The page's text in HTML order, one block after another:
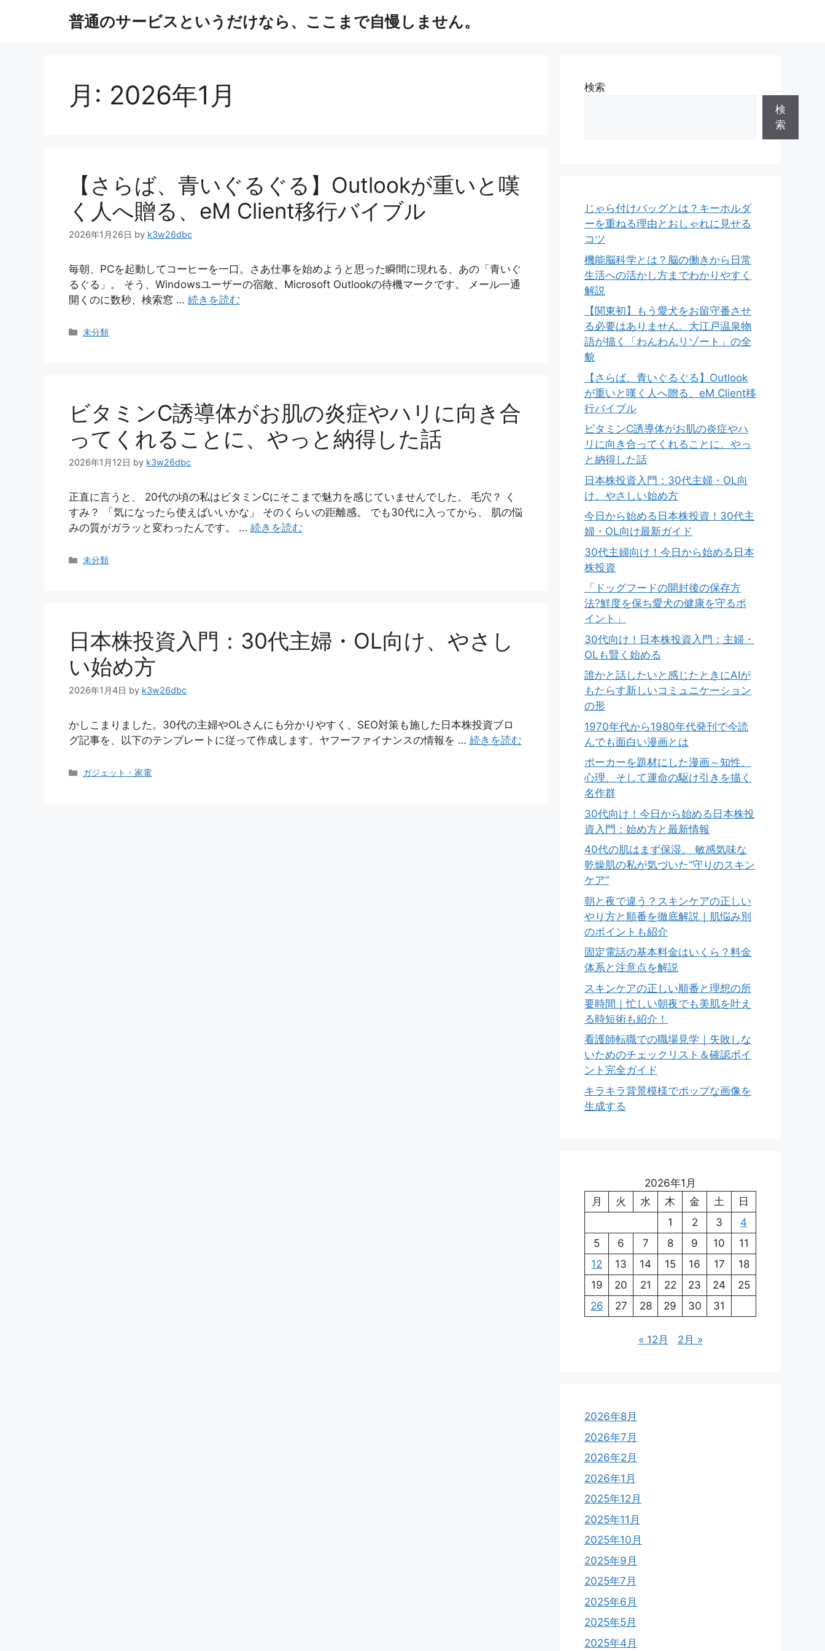
普通のサービスというだけなら、ここまで自慢しません。
月: 2026年1月
【さらば、青いぐるぐる】Outlookが重いと嘆
く人へ贈る、eM Client移行バイブル
2026年1月26日 by k3w26dbc
毎朝、PCを起動してコーヒーを一口。さあ仕事を始めようと思った瞬間に現れる、あの「青いぐ
るぐる」。 そう、Windowsユーザーの宿敵、Microsoft Outlookの待機マークです。 メール一通
開くのに数秒、検索窓 … 続きを読む
カ
未分類
ビタミンC誘導体がお肌の炎症やハリに向き合
ってくれることに、やっと納得した話
2026年1月12日 by k3w26dbc
正直に言うと、 20代の頃の私はビタミンCにそこまで魅力を感じていませんでした。 毛穴？ く
すみ？ 「気になったら使えばいいかな」 そのくらいの距離感。 でも30代に入ってから、 肌の悩
みの質がガラッと変わったんです。 … 続きを読む
カ
未分類
日本株投資入門：30代主婦・OL向け、やさし
い始め方
2026年1月4日 by k3w26dbc
かしこまりました。30代の主婦やOLさんにも分かりやすく、SEO対策も施した日本株投資ブロ
グ記事を、以下のテンプレートに従って作成します。ヤフーファイナンスの情報を … 続きを読む
カ
ガジェット・家電
検索
検
索
じゃら付けバッグとは？キーホルダ
ーを重ねる理由とおしゃれに見せる
コツ
機能脳科学とは？脳の働きから日常
生活への活かし方までわかりやすく
解説
【関東初】もう愛犬をお留守番させ
る必要はありません。大江戸温泉物
語が描く「わんわんリゾート」の全
貌
【さらば、青いぐるぐる】Outlook
が重いと嘆く人へ贈る、eM Client移
行バイブル
ビタミンC誘導体がお肌の炎症やハ
リに向き合ってくれることに、やっ
と納得した話
日本株投資入門：30代主婦・OL向
け、やさしい始め方
今日から始める日本株投資！30代主
婦・OL向け最新ガイド
30代主婦向け！今日から始める日本
株投資
「ドッグフードの開封後の保存方
法?鮮度を保ち愛犬の健康を守るポ
イント」
30代向け！日本株投資入門：主婦・
OLも賢く始める
誰かと話したいと感じたときにAIが
もたらす新しいコミュニケーション
の形
1970年代から1980年代発刊で今読
んでも面白い漫画とは
ポーカーを題材にした漫画～知性、
心理、そして運命の駆け引きを描く
名作群
30代向け！今日から始める日本株投
資入門：始め方と最新情報
40代の肌はまず保湿。 敏感気味な
乾燥肌の私が気づいた“守りのスキン
ケア”
朝と夜で違う？スキンケアの正しい
やり方と順番を徹底解説｜肌悩み別
のポイントも紹介
固定電話の基本料金はいくら？料金
体系と注意点を解説
スキンケアの正しい順番と理想の所
要時間｜忙しい朝夜でも美肌を叶え
る時短術も紹介！
看護師転職での職場見学｜失敗しな
いためのチェックリスト＆確認ポイ
ント完全ガイド
キラキラ背景模様でポップな画像を
生成する
2026年1月
月
火 水 木 金 土
日
1
2 3
4
5
6 7 8 9 10
11
12
13 14 15 16 17
18
19
20 21 22 23 24
25
26
27 28 29 30 31
« 12月 2月 »
2026年8月
2026年7月
2026年2月
2026年1月
2025年12月
2025年11月
2025年10月
2025年9月
2025年7月
2025年6月
2025年5月
2025年4月